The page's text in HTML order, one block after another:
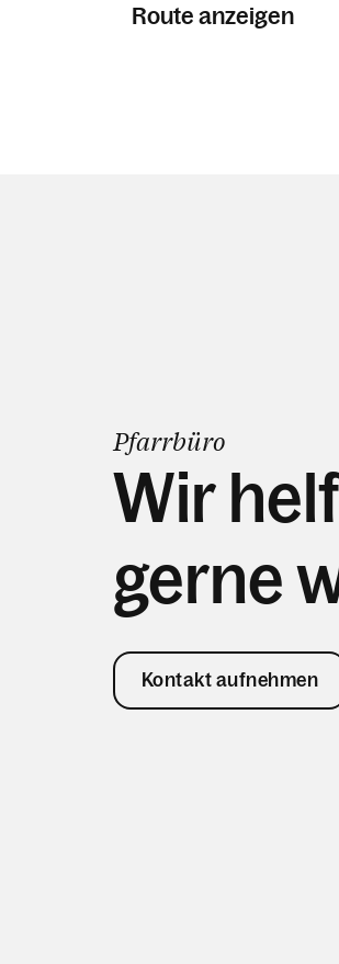
Route anzeigen
Pfarrbüro
Wir
gerne
Kontakt aufnehmen